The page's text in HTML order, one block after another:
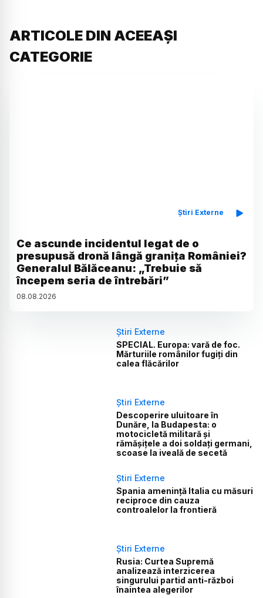
ARTICOLE DIN ACEEAȘI
CATEGORIE
Știri Externe
Ce ascunde incidentul legat de o
presupusă dronă lângă granița României?
Generalul Bălăceanu: „Trebuie să
începem seria de întrebări”
08.08.2026
Știri Externe
SPECIAL. Europa: vară de foc.
Mărturiile românilor fugiți din
calea flăcărilor
Știri Externe
Descoperire uluitoare în
Dunăre, la Budapesta: o
motocicletă militară și
rămășițele a doi soldați germani,
scoase la iveală de secetă
Știri Externe
Spania amenință Italia cu măsuri
reciproce din cauza
controalelor la frontieră
Știri Externe
Rusia: Curtea Supremă
analizează interzicerea
singurului partid anti-război
înaintea alegerilor